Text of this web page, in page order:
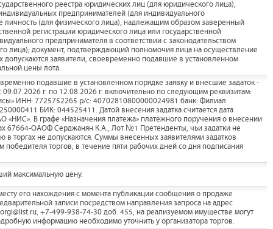
реестра юридических лиц (для юридического лица),
предпринимателей (для индивидуального
(для физического лица), надлежащим образом заверенный
регистрации юридического лица или государственной
предпринимателя в соответствии с законодательством
лица); документ, подтверждающий полномочия лица на осуществление
допускаются заявители, своевременно подавшие в установленном
цены лота.
подавшие в установленном порядке заявку и внесшие задаток -
09.07.2026 г. по 12.08.2026 г. включительно по следующим реквизитам:
ИНН: 7725752265 р/с: 40702810800000024981 банк: Филиал
БИК: 044525411. Датой внесения задатка считается дата
«НИС». В графе «Назначения платежа» платежного поручения о внесении
67664-ОАОФ Серджанян К.А., Лот №1 Претенденты, чьи задатки не
в торгах не допускаются. Суммы внесенных заявителями задатков
торгов, в течение пяти рабочих дней со дня подписания
максимальную цену.
его нахождения с момента публикации сообщения о продаже
записи посредством направления запроса на адрес
+7-499-938-74-30 доб. 455, на реализуемом имуществе могут
информацию необходимо уточнить у организатора торгов.